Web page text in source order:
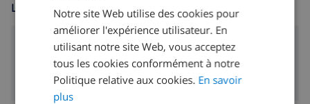
LOISIR
lecteur DVD
DUTCH
SPANISH
GERMAN
Notre site Web utilise des cookies pour
améliorer l'expérience utilisateur. En
utilisant notre site Web, vous acceptez
tous les cookies conformément à notre
Politique relative aux cookies. En savoir
plus